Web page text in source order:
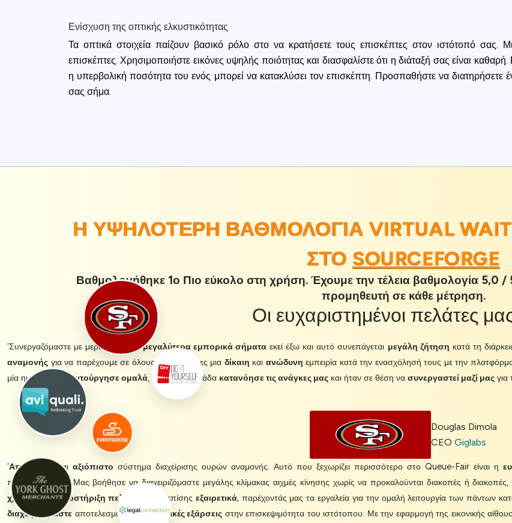
Ενίσχυση της οπτικής ελκυστικότητας
Τα οπτικά στοιχεία παίζουν βασικό ρόλο στο να κρατήσετε τους επισκέπτες στον ιστότοπό σας.
επισκέπτες. Χρησιμοποιήστε εικόνες υψηλής ποιότητας και διασφαλίστε ότι η διάταξή σας είναι
η υπερβολική ποσότητα του ενός μπορεί να κατακλύσει τον επισκέπτη. Προσπαθήστε να διατηρήσετε
σας σήμα.
Η ΥΨΗΛΌΤΕΡΗ ΒΑΘΜΟΛΟΓΊΑ VIRTUAL
ΣΤΟSOURCEFORGE
Βαθμολογήθηκε 1ο Πιο εύκολο στη χρήση. Έχουμε την τέλεια βαθμολογία 5,0
προμηθευτή σε κάθε μέτρηση.
Οι ευχαριστημένοι πελάτες
‘Συνεργαζόμαστε με μερικά από ταμεγαλύτερα εμπορικά σήματαεκεί έξω και αυτό συνεπάγεται μεγάλη ζήτηση κατά τη
αναμονής για να παρέχουμε σε όλους τους πελάτες μια δίκαιη και ανώδυνη εμπειρία κατά την ενασχόλησή τους με την
μία ημέρα! - και λειτούργησε ομαλά, αλλά και η ομάδα κατανόησε τις ανάγκες μας και ήταν σε θέση να συνεργαστεί μαζί μας για
Douglas Dimola
CEO Giglabs
‘Αποδοτικό και αξιόπιστο σύστημα διαχείρισης ουρών αναμονής. Αυτό που ξεχωρίζει περισσότερο στο Queue-Fair είναι η
πλατφόρμα μας. Μας βοήθησε να διαχειριζόμαστε μεγάλης κλίμακας αιχμές κίνησης χωρίς να προκαλούνται διακοπές ή
χρόνοκαι ηυποστήριξη πελατών είναι επίσης εξαιρετικά, παρέχοντάς μας τα εργαλεία για την ομαλή λειτουργία των πάντων
διαχειριζόμαστε αποτελεσματικά τιςξαφνικές εξάρσεις στην επισκεψιμότητα του ιστότοπου. Με την εφαρμογή της εικονικής